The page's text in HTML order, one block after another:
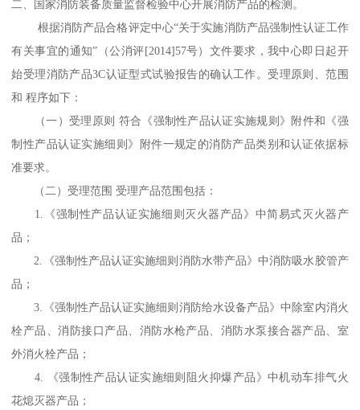
二、国家消防装备质量监督检验中心开展消防产品的检测。
根据消防产品合格评定中心“关于实施消防产品强制性认证工作
有关事宜的通知”（公消评[2014]57号）文件要求，我中心即日起开
始受理消防产品3C认证型式试验报告的确认工作。受理原则、范围
和 程序如下：
（一）受理原则 符合《强制性产品认证实施规则》附件和《强
制性产品认证实施细则》附件一规定的消防产品类别和认证依据标
准要求。
（二）受理范围 受理产品范围包括：
1.《强制性产品认证实施细则灭火器产品》中简易式灭火器产
品；
2.《强制性产品认证实施细则消防水带产品》中消防吸水胶管产
品；
3.《强制性产品认证实施细则消防给水设备产品》中除室内消火
栓产品、消防接口产品、消防水枪产品、消防水泵接合器产品、室
外消火栓产品；
4. 《强制性产品认证实施细则阻火抑爆产品》中机动车排气火
花熄灭器产品；